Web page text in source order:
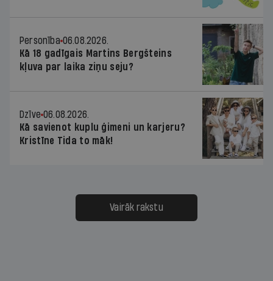
Personība 06.08.2026.
Kā 18 gadīgais Martins Bergšteins
kļuva par laika ziņu seju?
Dzīve 06.08.2026.
Kā savienot kuplu ģimeni un karjeru?
Kristīne Tida to māk!
Vairāk rakstu